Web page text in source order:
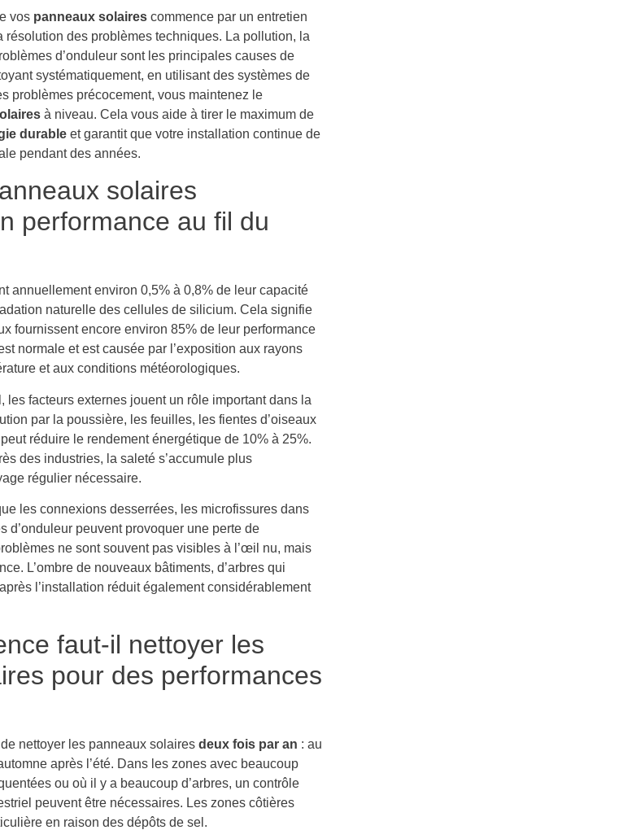
vos panneaux solaires commence par un entretien
résolution des problèmes techniques. La pollution, la
d’onduleur sont les principales causes de
systématiquement, en utilisant des systèmes de
problèmes précocement, vous maintenez le
à niveau. Cela vous aide à tirer le maximum de
durable et garantit que votre installation continue de
pendant des années.
solaires
performance au fil du
annuellement environ 0,5% à 0,8% de leur capacité
naturelle des cellules de silicium. Cela signifie
fournissent encore environ 85% de leur performance
normale et est causée par l’exposition aux rayons
et aux conditions météorologiques.
les facteurs externes jouent un rôle important dans la
par la poussière, les feuilles, les fientes d’oiseaux
réduire le rendement énergétique de 10% à 25%.
des industries, la saleté s’accumule plus
régulier nécessaire.
les connexions desserrées, les microfissures dans
d’onduleur peuvent provoquer une perte de
ne sont souvent pas visibles à l’œil nu, mais
L’ombre de nouveaux bâtiments, d’arbres qui
l’installation réduit également considérablement
faut-il nettoyer les
pour des performances
nettoyer les panneaux solaires deux fois par an : au
après l’été. Dans les zones avec beaucoup
ou où il y a beaucoup d’arbres, un contrôle
peuvent être nécessaires. Les zones côtières
en raison des dépôts de sel.